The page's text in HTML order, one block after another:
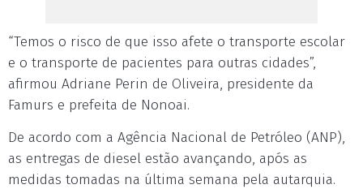
“Temos o risco de que isso afete o transporte escolar
e o transporte de pacientes para outras cidades”,
afirmou Adriane Perin de Oliveira, presidente da
Famurs e prefeita de Nonoai.
De acordo com a Agência Nacional de Petróleo (ANP),
as entregas de diesel estão avançando, após as
medidas tomadas na última semana pela autarquia.